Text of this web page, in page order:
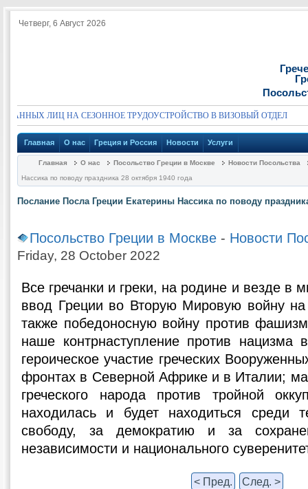
Четверг, 6 Август 2026
ЛИЦ НА СЕЗОННОЕ ТРУДОУСТРОЙСТВО В ВИЗОВЫЙ ОТДЕЛ
Главная О нас Греция и Россия Новости Услуги
Главная О нас Посольство Греции в Москве
Новости Посольства
Нассика по поводу праздника 28 октября 1940 года
Послание Посла Греции Екатерины Нассика по поводу
Посольство Греции в Москве - Новости
Friday, 28 October 2022
Все гречанки и греки, на родине и везде в
ввод Греции во Вторую Мировую войну на
также победоносную войну против
наше контрнаступление против нацизма
героическое участие греческих
фронтах в Северной Африке и в Италии;
греческого народа против тройной
находилась и будет находиться среди
свободу, за демократию и за
независимости и национального
< Пред. След. >